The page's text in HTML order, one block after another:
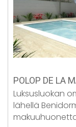
POLOP DE LA
Luksusluokan
lähellä